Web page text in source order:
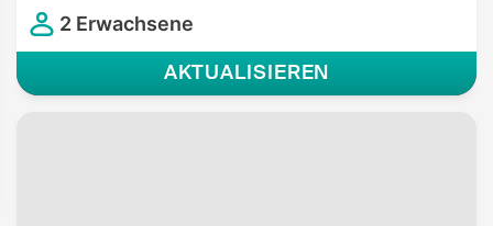
2 Erwachsene
AKTUALISIEREN